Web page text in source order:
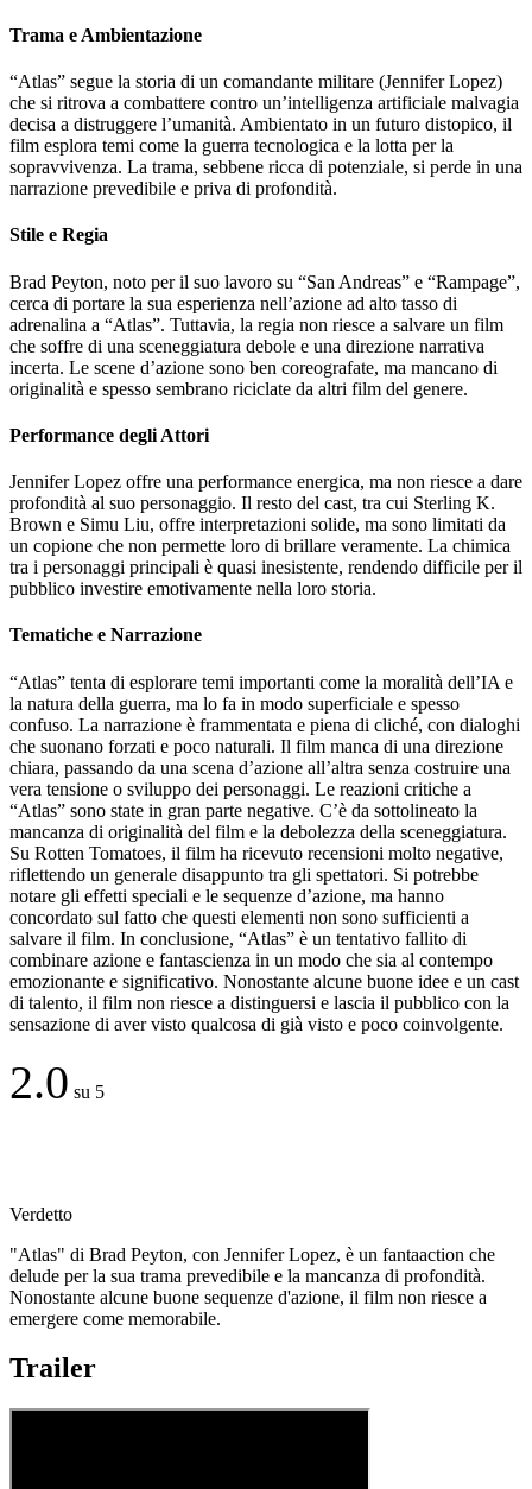
Trama e Ambientazione
“Atlas” segue la storia di un comandante militare (Jennifer Lopez)
che si ritrova a combattere contro un’intelligenza artificiale malvagia
decisa a distruggere l’umanità. Ambientato in un futuro distopico, il
film esplora temi come la guerra tecnologica e la lotta per la
sopravvivenza. La trama, sebbene ricca di potenziale, si perde in una
narrazione prevedibile e priva di profondità.
Stile e Regia
Brad Peyton, noto per il suo lavoro su “San Andreas” e “Rampage”,
cerca di portare la sua esperienza nell’azione ad alto tasso di
adrenalina a “Atlas”. Tuttavia, la regia non riesce a salvare un film
che soffre di una sceneggiatura debole e una direzione narrativa
incerta. Le scene d’azione sono ben coreografate, ma mancano di
originalità e spesso sembrano riciclate da altri film del genere.
Performance degli Attori
Jennifer Lopez offre una performance energica, ma non riesce a dare
profondità al suo personaggio. Il resto del cast, tra cui Sterling K.
Brown e Simu Liu, offre interpretazioni solide, ma sono limitati da
un copione che non permette loro di brillare veramente. La chimica
tra i personaggi principali è quasi inesistente, rendendo difficile per il
pubblico investire emotivamente nella loro storia.
Tematiche e Narrazione
“Atlas” tenta di esplorare temi importanti come la moralità dell’IA e
la natura della guerra, ma lo fa in modo superficiale e spesso
confuso. La narrazione è frammentata e piena di cliché, con dialoghi
che suonano forzati e poco naturali. Il film manca di una direzione
chiara, passando da una scena d’azione all’altra senza costruire una
vera tensione o sviluppo dei personaggi. Le reazioni critiche a
“Atlas” sono state in gran parte negative. C’è da sottolineato la
mancanza di originalità del film e la debolezza della sceneggiatura.
Su Rotten Tomatoes, il film ha ricevuto recensioni molto negative,
riflettendo un generale disappunto tra gli spettatori. Si potrebbe
notare gli effetti speciali e le sequenze d’azione, ma hanno
concordato sul fatto che questi elementi non sono sufficienti a
salvare il film. In conclusione, “Atlas” è un tentativo fallito di
combinare azione e fantascienza in un modo che sia al contempo
emozionante e significativo. Nonostante alcune buone idee e un cast
di talento, il film non riesce a distinguersi e lascia il pubblico con la
sensazione di aver visto qualcosa di già visto e poco coinvolgente.
2.0 su 5
Verdetto
"Atlas" di Brad Peyton, con Jennifer Lopez, è un fantaaction che
delude per la sua trama prevedibile e la mancanza di profondità.
Nonostante alcune buone sequenze d'azione, il film non riesce a
emergere come memorabile.
Trailer